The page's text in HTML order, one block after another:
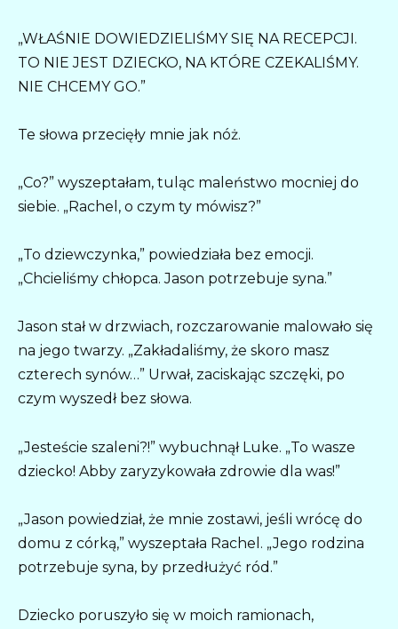
„WŁAŚNIE DOWIEDZIELIŚMY SIĘ NA RECEPCJI.
TO NIE JEST DZIECKO, NA KTÓRE CZEKALIŚMY.
NIE CHCEMY GO.”
Te słowa przecięły mnie jak nóż.
„Co?” wyszeptałam, tuląc maleństwo mocniej do
siebie. „Rachel, o czym ty mówisz?”
„To dziewczynka,” powiedziała bez emocji.
„Chcieliśmy chłopca. Jason potrzebuje syna.”
Jason stał w drzwiach, rozczarowanie malowało się
na jego twarzy. „Zakładaliśmy, że skoro masz
czterech synów…” Urwał, zaciskając szczęki, po
czym wyszedł bez słowa.
„Jesteście szaleni?!” wybuchnął Luke. „To wasze
dziecko! Abby zaryzykowała zdrowie dla was!”
„Jason powiedział, że mnie zostawi, jeśli wrócę do
domu z córką,” wyszeptała Rachel. „Jego rodzina
potrzebuje syna, by przedłużyć ród.”
Dziecko poruszyło się w moich ramionach,